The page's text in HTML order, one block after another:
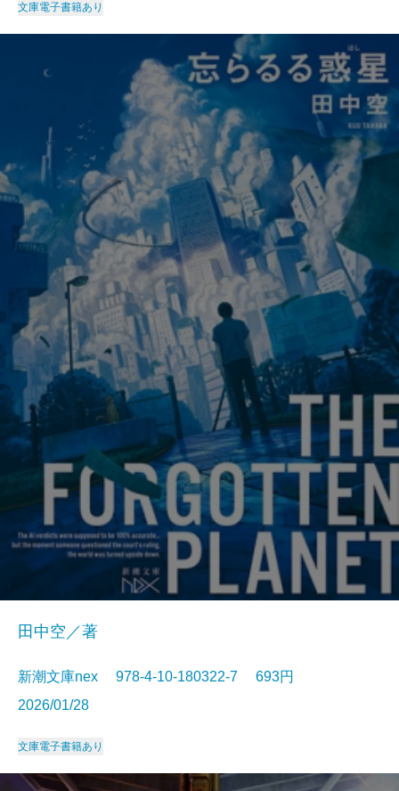
文庫電子書籍あり
田中空／著
新潮文庫nex 978-4-10-180322-7 693円
2026/01/28
文庫電子書籍あり